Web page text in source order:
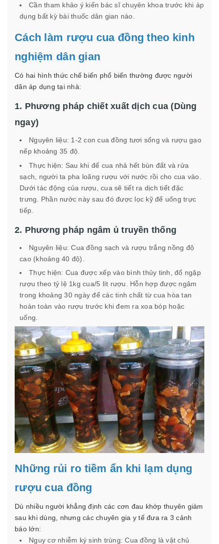
Cần tham khảo ý kiến bác sĩ chuyên khoa trước khi áp
dụng bất kỳ bài thuốc dân gian nào.
Cách làm rượu cua đồng theo kinh
nghiệm dân gian
Có hai hình thức chế biến phổ biến thường được người
dân áp dụng tại nhà:
1. Phương pháp chiết xuất dịch cua (Dùng
ngay)
Nguyên liệu: 1-2 con cua đồng tươi sống và rượu gạo
nếp khoảng 35 độ.
Thực hiện: Sau khi để cua nhả hết bùn đất và rửa
sạch, người ta pha loãng rượu với nước rồi cho cua vào.
Dưới tác động của rượu, cua sẽ tiết ra dịch tiết đặc
trưng. Phần nước này sau đó được lọc kỹ để uống trực
tiếp.
2. Phương pháp ngâm ủ truyền thống
Nguyên liệu: Cua đồng sạch và rượu trắng nồng độ
cao (khoảng 40 độ).
Thực hiện: Cua được xếp vào bình thủy tinh, đổ ngập
rượu theo tỷ lệ 1kg cua/5 lít rượu. Hỗn hợp được ngâm
trong khoảng 30 ngày để các tinh chất từ cua hòa tan
hoàn toàn vào rượu trước khi đem ra xoa bóp hoặc
uống.
Những rủi ro tiềm ẩn khi lạm dụng
rượu cua đồng
Dù nhiều người khẳng định các cơn đau khớp thuyên giảm
sau khi dùng, nhưng các chuyên gia y tế đưa ra 3 cảnh
báo lớn:
Nguy cơ nhiễm ký sinh trùng: Cua đồng là vật chủ